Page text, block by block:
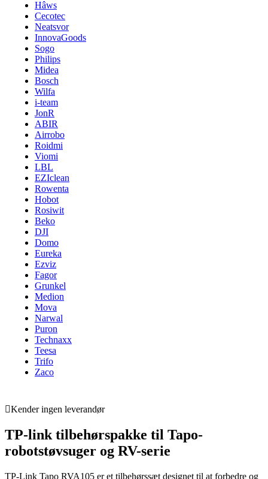
Hâws
Cecotec
Neatsvor
InnovaGoods
Sogo
Philips
Midea
Bosch
Wilfa
i-team
JonR
ABIR
Airrobo
Roidmi
Viomi
LBL
EZIclean
Rowenta
Hobot
Rosiwit
Beko
DJI
Domo
Eureka
Ezviz
Fagor
Grunkel
Medion
Mova
Narwal
Puron
Technaxx
Teesa
Trifo
Zaco
Kender ingen leverandør
TP-link tilbehørspakke til Tapo-
robotstøvsuger og RV-serie
TP-Link Tapo RVA105 er et tilbehørssæt designet til at forbedre og